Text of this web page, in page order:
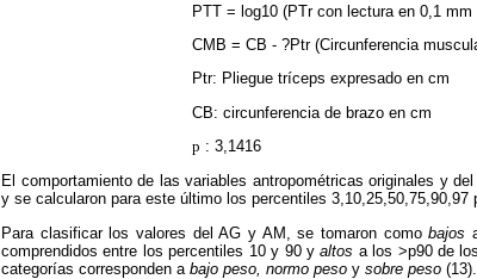
PTT = log10 (PTr con lectura en 0,1 mm
CMB = CB - ?Ptr (Circunferencia
Ptr: Pliegue tríceps expresado en cm
CB: circunferencia de brazo en cm
p : 3,1416
El comportamiento de las variables antropométricas originales y
y se calcularon para este último los percentiles 3,10,25,50,75,90,97
Para clasificar los valores del AG y AM, se tomaron comobajos
comprendidos entre los percentiles 10 y 90 yaltos a los >p90 de
categorías corresponden a bajo peso, normo peso y sobre peso (13).